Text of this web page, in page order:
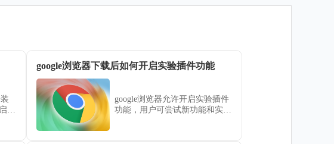
用
google浏览器下载后如何开启实验插件功能
google浏览器允许开启实验插件
功能，用户可尝试新功能和实验